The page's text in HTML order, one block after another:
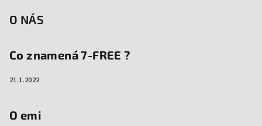
O NÁS
Co znamená 7-FREE ?
21.1.2022
O emi